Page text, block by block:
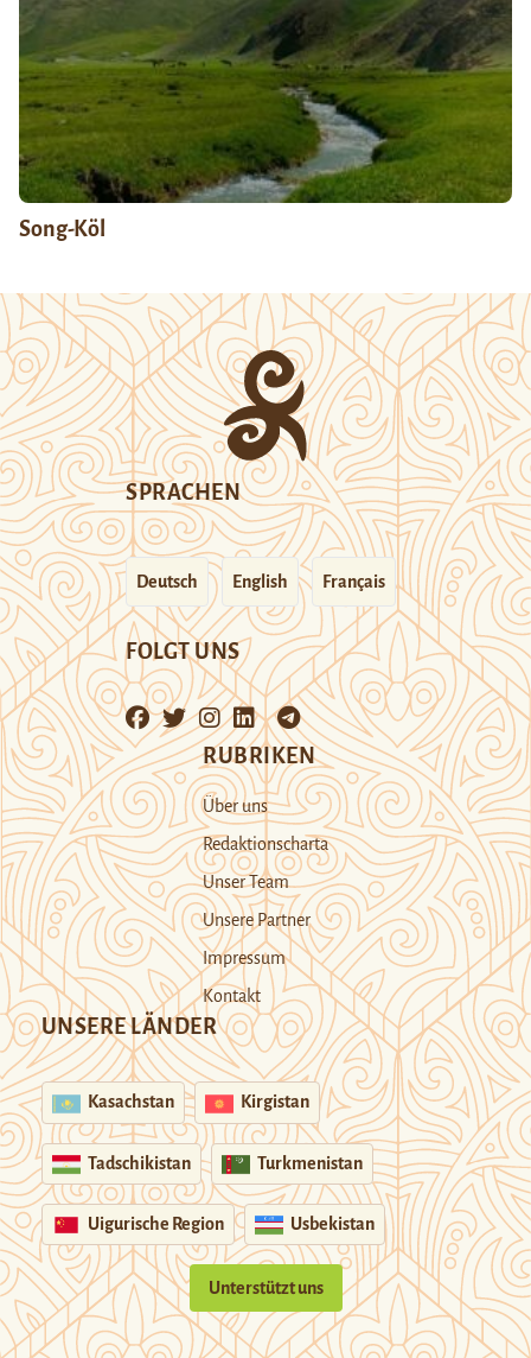
Song-Köl
SPRACHEN
Deutsch English Français
FOLGT UNS
RUBRIKEN
Über uns
Redaktionscharta
Unser Team
Unsere Partner
Impressum
Kontakt
UNSERE LÄNDER
Kasachstan Kirgistan
Tadschikistan Turkmenistan
Uigurische Region Usbekistan
Unterstützt uns